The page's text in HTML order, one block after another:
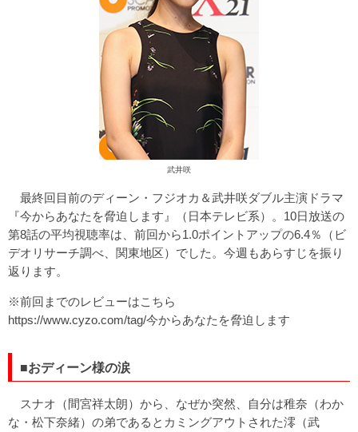
武井咲
最終回目前のディーン・フジオカ＆武井咲ダブル主演ドラマ
『今からあなたを脅迫します』（日本テレビ系）。10日放送の
第8話の平均視聴率は、前回から1.0ポイントアップの6.4％（ビ
デオリサーチ調べ、関東地区）でした。今週もあらすじを振り
返ります。
※前回までのレビューはこちら
https://www.cyzo.com/tag/今からあなたを脅迫します
■おディーン様の涙
スナオ（間宮祥太朗）から、なぜか突然、自分は稚奈（わか
な・松下奈緒）の弟であるとカミングアウトされた澪（武